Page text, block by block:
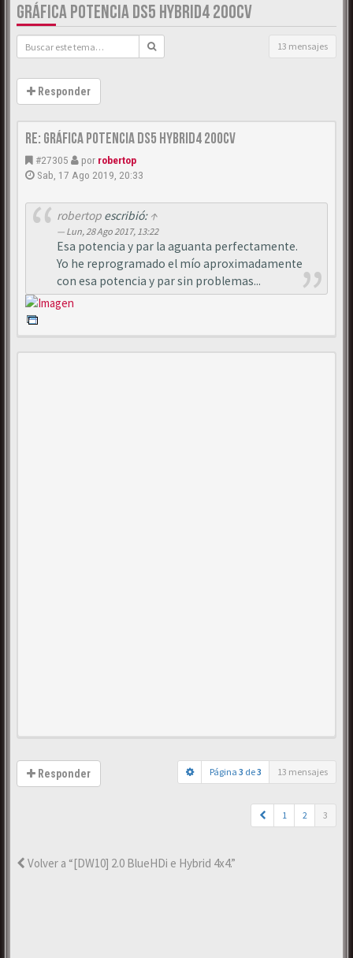
GRÁFICA POTENCIA DS5 HYBRID4 200CV
13 mensajes
Responder
Re: Gráfica Potencia DS5 Hybrid4 200cv
#27305 por robertop
Sab, 17 Ago 2019, 20:33
robertopescribió: ↑
Lun, 28 Ago 2017, 13:22
Esa potencia y par la aguanta perfectamente.
Yo he reprogramado el mío aproximadamente
con esa potencia y par sin problemas...
Responder Página 3 de3 13 mensajes
1 2 3
Volver a “[DW10] 2.0 BlueHDi e Hybrid 4x4.”